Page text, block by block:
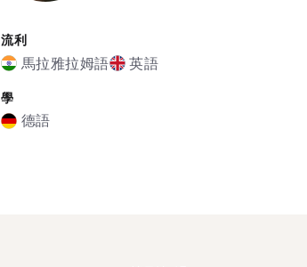
流利
馬拉雅拉姆語 英語
學
德語